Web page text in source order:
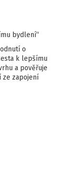
bydlení“
o
k lepšímu
a pověřuje
ze zapojení